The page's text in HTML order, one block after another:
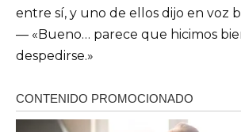
entre sí, y uno de ellos dijo en voz
— «Bueno… parece que hicimos
despedirse.»